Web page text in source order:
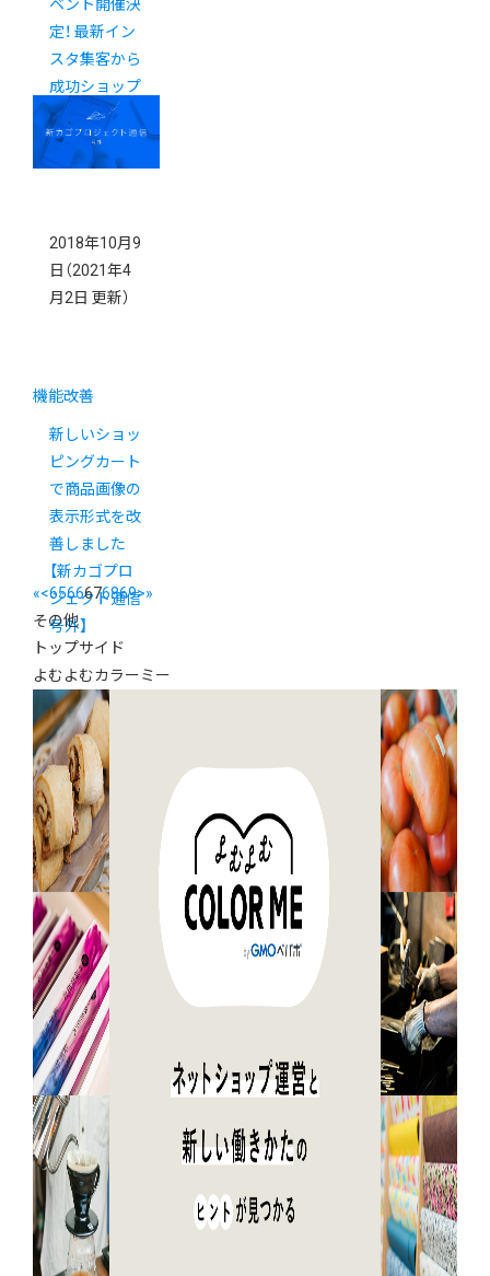
ベント開催決
定！ 最新イン
スタ集客から
成功ショップ
の運営秘話ま
でご紹介
2018年10月9
日 （2021年4
月2日 更新）
機能改善
新しいショッ
ピングカート
で商品画像の
表示形式を改
善しました
【新カゴプロ
ジェクト通信
号外】
«<6566676869>»
その他
トップサイド
よむよむカラーミー